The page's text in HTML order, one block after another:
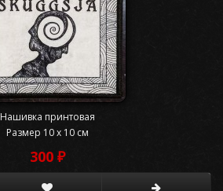
Нашивка принтовая
Размер 10 x 10 см
300 ₽